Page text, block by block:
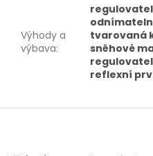
Výhody a
výbava:
tvarovaná
sněhové
reflexní
Z